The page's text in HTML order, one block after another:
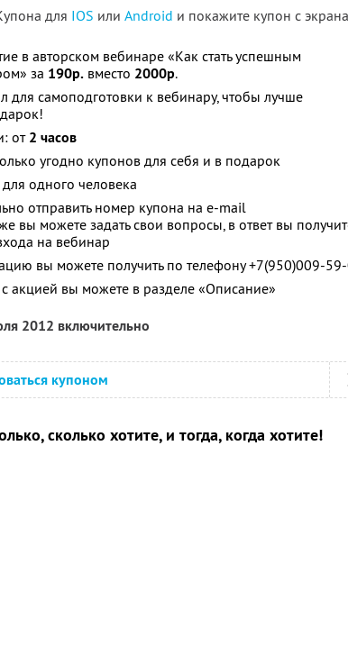
для IOS или Android и покажите купон с экрана
в авторском вебинаре «Как стать успешным
за 190р. вместо 2000р.
для самоподготовки к вебинару, чтобы лучше
от 2 часов
угодно купонов для себя и в подарок
одного человека
отправить номер купона на e-mail
вы можете задать свои вопросы, в ответ вы
на вебинар
вы можете получить по телефону +7(950)009-
акцией вы можете в разделе «Описание»
2012 включительно
купоном
сколько хотите, и тогда, когда хотите!